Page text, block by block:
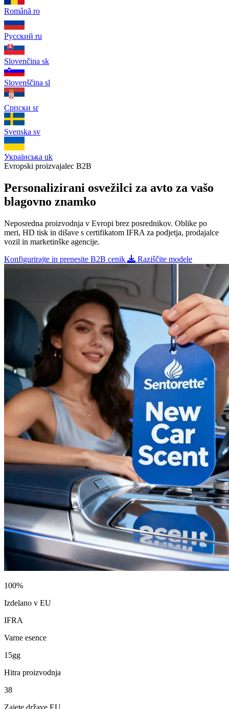
Română ro
Русский ru
Slovenčina sk
Slovenščina sl
Српски sr
Svenska sv
Українська uk
Evropski proizvajalec B2B
Personalizirani osvežilci za avto za vašo
blagovno znamko
Neposredna proizvodnja v Evropi brez posrednikov. Oblike po
meri, HD tisk in dišave s certifikatom IFRA za podjetja, prodajalce
vozil in marketinške agencije.
Konfigurirajte in prenesite B2B cenik
Raziščite modele
100%
Izdelano v EU
IFRA
Varne esence
15gg
Hitra proizvodnja
38
Zajete države EU